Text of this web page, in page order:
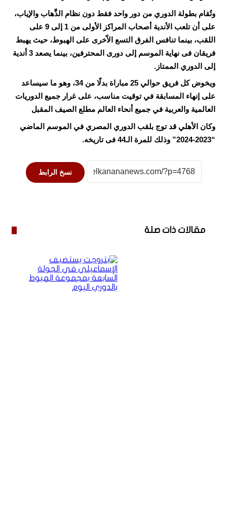
وتُقام بطولة الدوري من دور واحد فقط دون نظام الذَّهاب والإياب،
على أن تلعب الأندية أصحاب المراكز الأولى من 1 إلى 9 على
اللقب، بينما تنافس الفرق التسع الاّخرى على الهبوط، حيث يهبط
فريقان فى نهاية الموسم إلى دورى المحترفين، بينما يصعد 3 أندية
إلى الدوري الممتاز.
ويخوض كل فريق حوالي 25 مباراة بدلًا من 34، وهو ما سيساعد
على إنهاء المسابقة في توقيت مناسب، على غرار جميع الدوريات
العالمية والعربية في جميع أنحاء العالم مطلع الصيف المقبل
وكان الأهلي قد توج بلقب الدوري المصري في الموسم الماضي
“2023-2024” وذلك للمرة الـ44 فى تاريخه.
نسخ الرابط
مقالات ذات صلة